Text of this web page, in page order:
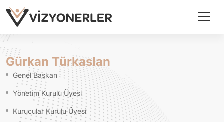
Gürkan Türkaslan
Genel Başkan
Yönetim Kurulu Üyesi
Kurucular Kurulu Üyesi